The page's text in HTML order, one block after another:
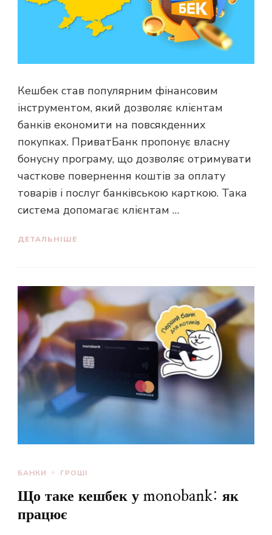
Кешбек став популярним фінансовим
інструментом, який дозволяє клієнтам
банків економити на повсякденних
покупках. ПриватБанк пропонує власну
бонусну програму, що дозволяє отримувати
часткове повернення коштів за оплату
товарів і послуг банківською карткою. Така
система допомагає клієнтам …
ДЕТАЛЬНІШЕ
БАНКИ ГРОШІ
Що таке кешбек у monobank: як
працює